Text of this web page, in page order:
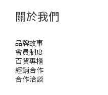
關於我們
品牌故事
會員制度
百貨專櫃
經銷合作
合作洽談